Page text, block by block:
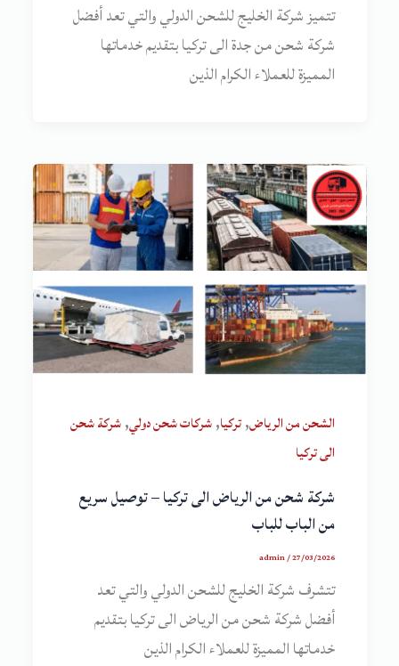
تتميز شركة الخليج للشحن الدولي والتي تعد أفضل
شركة شحن من جدة الى تركيا بتقديم خدماتها
المميزة للعملاء الكرام الذين
الشحن من الرياض,تركيا,شركات شحن دولي,شركة شحن
الى تركيا
شركة شحن من الرياض الى تركيا – توصيل سريع
من الباب للباب
admin/27/03/2026
تتشرف شركة الخليج للشحن الدولي والتي تعد
أفضل شركة شحن من الرياض الى تركيا بتقديم
خدماتها المميزة للعملاء الكرام الذين